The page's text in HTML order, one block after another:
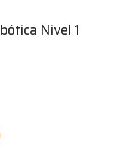
Nivel 1